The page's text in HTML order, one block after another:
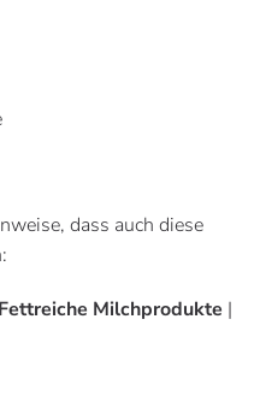
dass auch diese
Fettreiche Milchprodukte |